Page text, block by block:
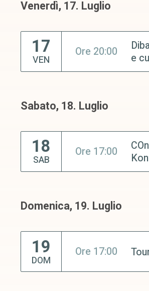
Venerdì, 17. Luglio
17
VEN
Ore 20:00
e
Sabato, 18. Luglio
18
SAB
Ore 17:00
Domenica, 19. Luglio
19
DOM
Ore 17:00